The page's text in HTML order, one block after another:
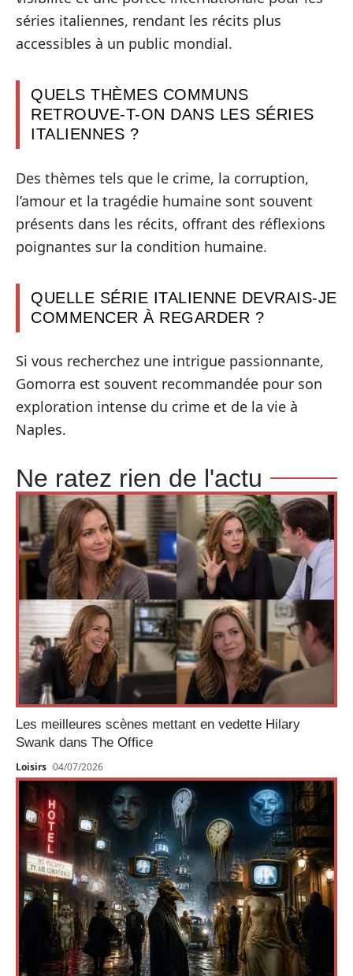
séries italiennes, rendant les récits plus
accessibles à un public mondial.
QUELS THÈMES COMMUNS
RETROUVE-T-ON DANS LES SÉRIES
ITALIENNES ?
Des thèmes tels que le crime, la corruption,
l’amour et la tragédie humaine sont souvent
présents dans les récits, offrant des réflexions
poignantes sur la condition humaine.
QUELLE SÉRIE ITALIENNE DEVRAIS-JE
COMMENCER À REGARDER ?
Si vous recherchez une intrigue passionnante,
Gomorra est souvent recommandée pour son
exploration intense du crime et de la vie à
Naples.
Ne ratez rien de l'actu
Les meilleures scènes mettant en vedette Hilary
Swank dans The Office
Loisirs 04/07/2026